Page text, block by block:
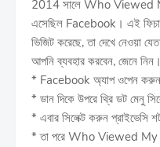
2014 সালে Who Viewed
এসেছিল Facebook। এই
ভিজিট করেছে, তা দেখে নেওয়া
আপনি ব্যবহার করবেন, জেনে নিন।
* Facebook অ্যাপ ওপেন
* ডান দিকে উপরে থ্রি ডট মেনু
* এবার সিলেক্ট করুন প্রাইভেসি
* তা পরে Who Viewed My